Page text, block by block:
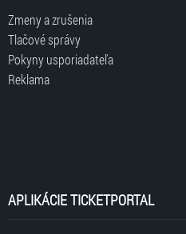
Zmeny a zrušenia
Tlačové správy
Pokyny usporiadateľa
Reklama
APLIKÁCIE TICKETPORTAL